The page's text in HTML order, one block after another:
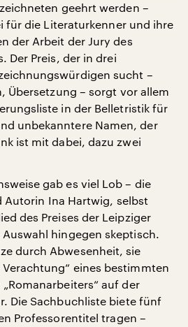
geehrt werden –
für die Literaturkenner und ihre
der Arbeit der Jury des
Der Preis, der in drei
sucht –
Übersetzung – sorgt vor allem
in der Belletristik für
unbekanntere Namen, der
ist mit dabei, dazu zwei
gab es viel Lob – die
Ina Hartwig, selbst
des Preises der Leipziger
hingegen skeptisch.
durch Abwesenheit, sie
eines bestimmten
auf der
Die Sachbuchliste biete fünf
Professorentitel tragen –